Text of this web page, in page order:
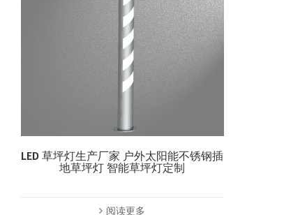
LED 草坪灯生产厂家 户外太阳能不锈钢插
地草坪灯 智能草坪灯定制
阅读更多